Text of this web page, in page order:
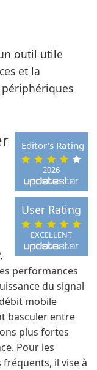
outil utile
et la
2026
Editor's Rating
EXCELLENT
User Rating
performances
du signal
mobile
basculer entre
plus fortes
Pour les
il vise à